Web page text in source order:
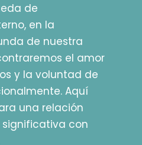
de
en la
de nuestra
el amor
y la voluntad de
Aquí
una relación
con